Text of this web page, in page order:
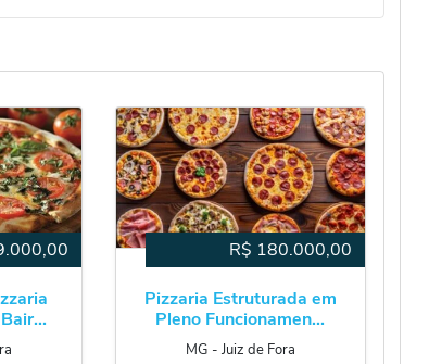
R$ 180.000,00
Pizzaria Estruturada em
Pleno Funcionamen...
MG ‐ Juiz de Fora